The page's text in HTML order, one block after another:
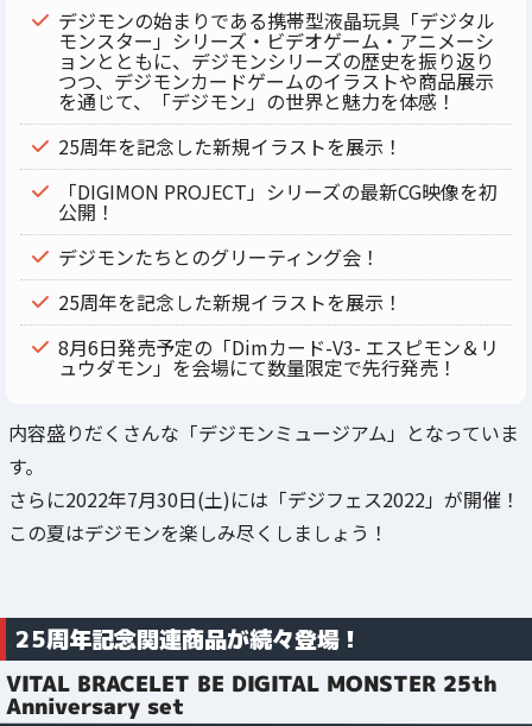
デジモンの始まりである携帯型液晶玩具「デジタル
モンスター」シリーズ・ビデオゲーム・アニメーシ
ョンとともに、デジモンシリーズの歴史を振り返り
つつ、デジモンカードゲームのイラストや商品展示
を通じて、「デジモン」の世界と魅力を体感！
25周年を記念した新規イラストを展示！
「DIGIMON PROJECT」シリーズの最新CG映像を初
公開！
デジモンたちとのグリーティング会！
25周年を記念した新規イラストを展示！
8月6日発売予定の「Dimカード-V3- エスピモン＆リ
ュウダモン」を会場にて数量限定で先行発売！
内容盛りだくさんな「デジモンミュージアム」となっていま
す。
さらに2022年7月30日(土)には「デジフェス2022」が開催！
この夏はデジモンを楽しみ尽くしましょう！
25周年記念関連商品が続々登場！
VITAL BRACELET BE DIGITAL MONSTER 25th
Anniversary set